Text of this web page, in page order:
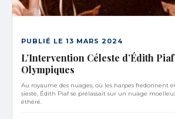
PUBLIÉ LE 13 MARS 2024
L’Intervention Céleste d’Édith
Olympiques
Au royaume des nuages, où les harpes fredonnent
sieste, Édith Piaf se prélassait sur un nuage
éthéré.